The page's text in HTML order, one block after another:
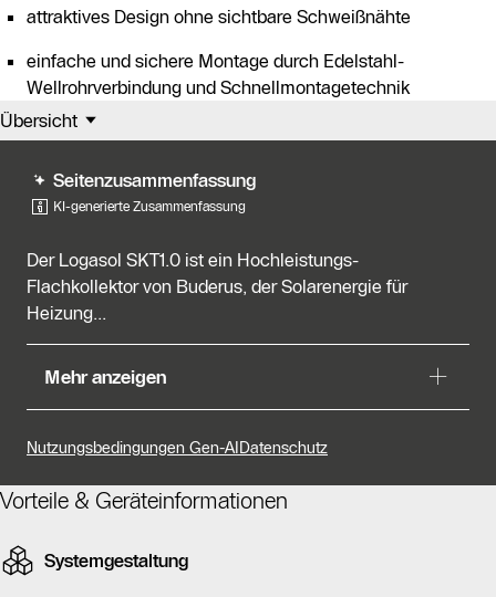
attraktives Design ohne sichtbare Schweißnähte
einfache und sichere Montage durch Edelstahl-
Wellrohrverbindung und Schnellmontagetechnik
Übersicht
Seitenzusammenfassung
KI-generierte Zusammenfassung
Der Logasol SKT1.0 ist ein Hochleistungs-
Flachkollektor von Buderus, der Solarenergie für
Heizung...
Flachkollektor von Buderus, der Solarenergie für
Heizung und Warmwasser nutzt. Mit innovativer
Technik und elegantem Design eignet er sich sowohl für
ideal für Mehrfamilienhäuser, Gewerbe und Industrie
Mehr anzeigen
Nutzungsbedingungen Gen-AIDatenschutz
Vorteile & Geräteinformationen
Systemgestaltung